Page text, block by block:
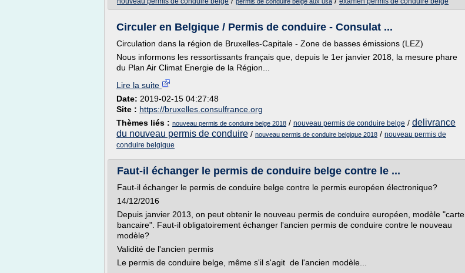
Circuler en Belgique / Permis de conduire - Consulat ...
Circulation dans la région de Bruxelles-Capitale - Zone de basses émissions (LEZ)
Nous informons les ressortissants français que, depuis le 1er janvier 2018, la mesure phare
du Plan Air Climat Energie de la Région...
Lire la suite
Date: 2019-02-15 04:27:48
Site : https://bruxelles.consulfrance.org
Thèmes liés : nouveau permis de conduire belge 2018 / nouveau permis de conduire belge / delivrance
du nouveau permis de conduire / nouveau permis de conduire belgique 2018 / nouveau permis de
conduire belgique
Faut-il échanger le permis de conduire belge contre le ...
Faut-il échanger le permis de conduire belge contre le permis européen électronique?
14/12/2016
Depuis janvier 2013, on peut obtenir le nouveau permis de conduire européen, modèle "carte
bancaire". Faut-il obligatoirement échanger l'ancien permis de conduire contre le nouveau
modèle?
Validité de l'ancien permis
Le permis de conduire belge, même s'il s'agit de l'ancien modèle...